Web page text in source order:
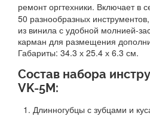
ремонт оргтехники. Включает в
50 разнообразных
из винила с удобной молнией-
карман для размещения
Габариты: 34.3 х 25.4 х 6.3 см.
Состав набора
VK-5M:
Длинногубцы с зубцами и